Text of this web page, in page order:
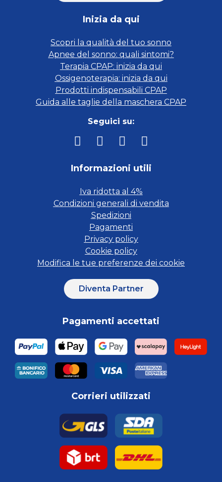
Inizia da qui
Scopri la qualità del tuo sonno
Apnee del sonno: quali sintomi?
Terapia CPAP: inizia da qui
Ossigenoterapia: inizia da qui
Prodotti indispensabili CPAP
Guida alle taglie della maschera CPAP
Seguici su:
Informazioni utili
Iva ridotta al 4%
Condizioni generali di vendita
Spedizioni
Pagamenti
Privacy policy
Cookie policy
Modifica le tue preferenze dei cookie
Diventa Partner
Pagamenti accettati
Corrieri utilizzati